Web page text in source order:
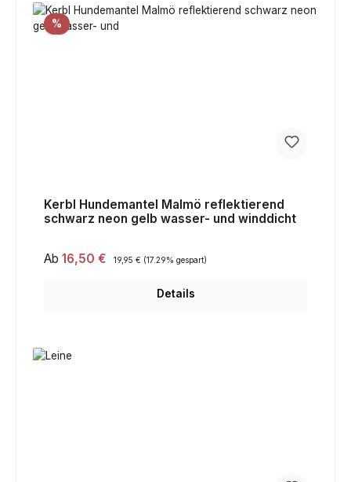
%Rabatt
Kerbl Hundemantel Malmö reflektierend
schwarz neon gelb wasser- und winddicht
Verkaufspreis:
Ab 16,50 € Regulärer Preis:
19,95 € (17.29% gespart)
Details